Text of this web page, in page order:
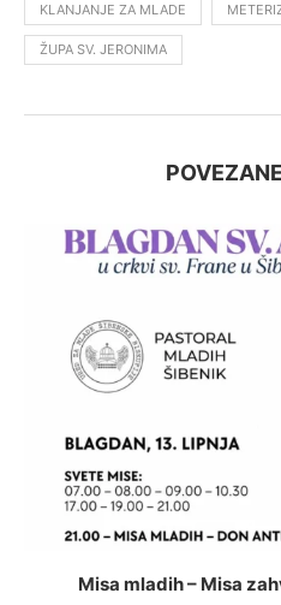
KLANJANJE ZA MLADE
ŽUPA SV. JERONIMA
Misa mladih – Misa